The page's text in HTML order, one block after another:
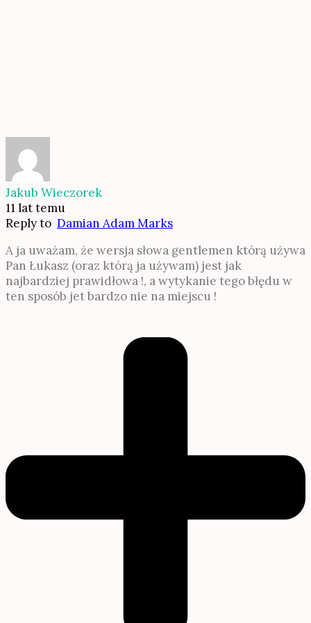
Jakub Wieczorek
11 lat temu
Reply to Damian Adam Marks
A ja uważam, że wersja słowa gentlemen którą używa
Pan Łukasz (oraz którą ja używam) jest jak
najbardziej prawidłowa !, a wytykanie tego błędu w
ten sposób jet bardzo nie na miejscu !